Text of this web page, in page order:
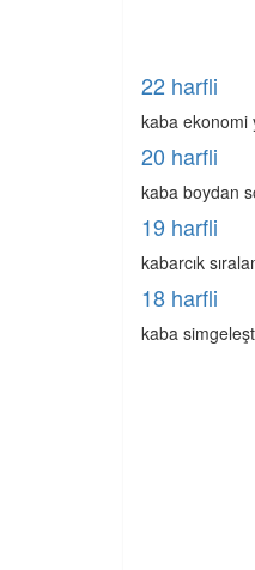
22 harfli
kaba ekonomi
20 harfli
kaba boydan
19 harfli
kabarcık
18 harfli
kaba